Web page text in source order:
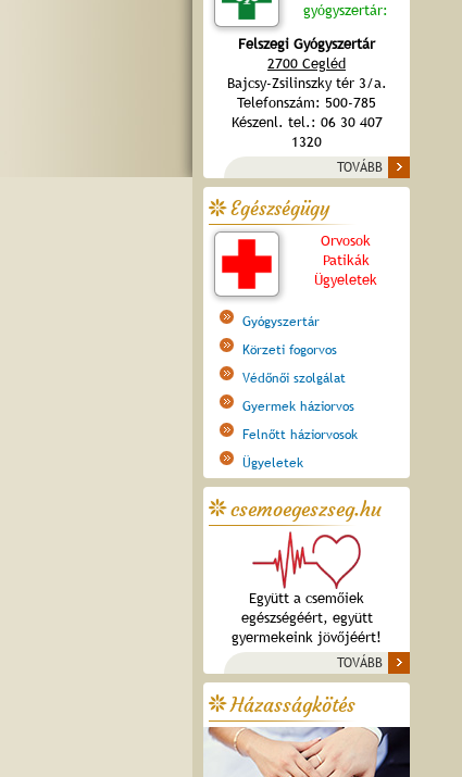
gyógyszertár:
Felszegi Gyógyszertár
2700 Cegléd
Bajcsy-Zsilinszky tér 3/a.
Telefonszám: 500-785
Készenl. tel.: 06 30 407
1320
TOVÁBB
Egészségügy
Orvosok
Patikák
Ügyeletek
Gyógyszertár
Körzeti fogorvos
Védőnői szolgálat
Gyermek háziorvos
Felnőtt háziorvosok
Ügyeletek
csemoegeszseg.hu
Együtt a csemőiek
egészségéért, együtt
gyermekeink jövőjéért!
TOVÁBB
Házasságkötés